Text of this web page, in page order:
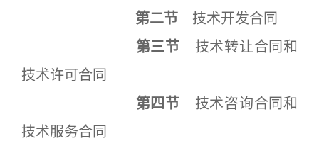
第二节 技术开发合同
第三节 技术转让合同和
技术许可合同
第四节 技术咨询合同和
技术服务合同